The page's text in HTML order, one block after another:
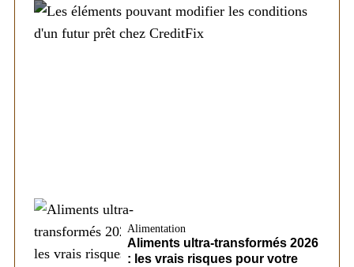
Alimentation
Aliments ultra-transformés 2026
: les vrais risques pour votre